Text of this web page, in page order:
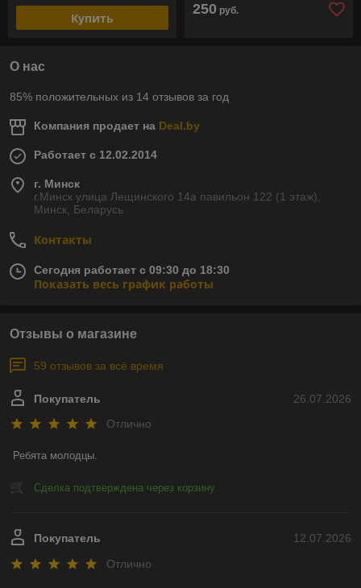
Купить
250 руб.
О нас
85% положительных из 14 отзывов за год
Компания продает на Deal.by
Работает с 12.02.2014
г. Минск
г.Минск улица Лещинского 14а павильон 122 (1 этаж),
Минск, Беларусь
Контакты
Сегодня работает с 09:30 до 18:30
Показать весь график работы
Отзывы о магазине
59 отзывов за всё время
26.07.2026
Покупатель
Отлично
Ребята молодцы.
Сделка подтверждена через корзину
12.07.2026
Покупатель
Отлично